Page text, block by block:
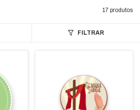
17 produtos
FILTRAR